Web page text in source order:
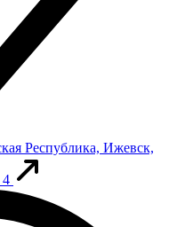
Республика, Ижевск,
4